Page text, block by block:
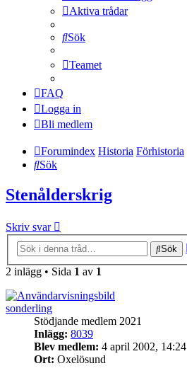
Aktiva trådar
Sök
Teamet
FAQ
Logga in
Bli medlem
Forumindex Historia Förhistoria
Sök
Stenålderskrig
Skriv svar
Sök
2 inlägg • Sida 1 av 1
sonderling
Stödjande medlem 2021
Inlägg: 8039
Blev medlem: 4 april 2002, 14:24
Ort: Oxelösund